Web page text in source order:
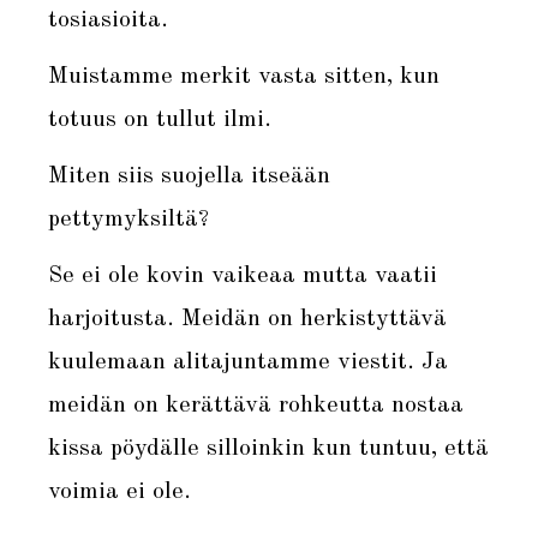
tosiasioita.
Muistamme merkit vasta sitten, kun
totuus on tullut ilmi.
Miten siis suojella itseään
pettymyksiltä?
Se ei ole kovin vaikeaa mutta vaatii
harjoitusta. Meidän on herkistyttävä
kuulemaan alitajuntamme viestit. Ja
meidän on kerättävä rohkeutta nostaa
kissa pöydälle silloinkin kun tuntuu, että
voimia ei ole.